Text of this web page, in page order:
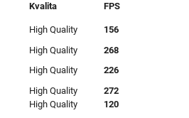
Kvalita
FPS
High Quality
156
High Quality
268
High Quality
226
High Quality
272
High Quality 120